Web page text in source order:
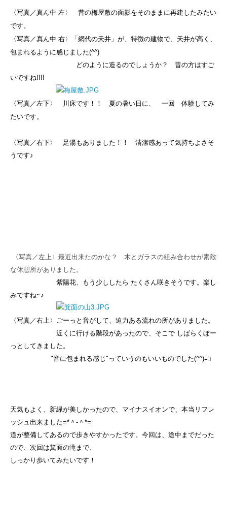
〈写真／真ん中 左〉 昔の梅屋敷の面影をそのままに再建したみたい
です。
〈写真／真ん中 右〉
「網代の天井」 が、特徴の建物で、天井が高く、
包まれるように感じました(^^)
どのように造るのでしょうか？ 昔の方はすご
いですね!!!!
〈写真／左下〉 川床です！！ 夏の暑い日に、 一回 体験してみ
たいです。
〈写真／右下〉 足湯もありました！！ 清潔感あって気持ちよさそ
うです♪
〈写真／左上〉最近出来たのかな？ 木とガラスの組み合わせが素敵
な休憩所がありました。
紫陽花、もう少ししたら たくさん咲きそうです。楽し
みですね~♪
〈写真／右上〉 ごーっと音がして、迫力ある流れの所がありました。
近くに行ける階段があったので、そこで しばらくぼー
っとしてきました。
"音に包まれる感じ" っていうのもいいものでした(^^)ﾆｺ
天気もよく、新緑が美しかったので、マイナスイオンで、本当リフレ
ッシュ出来ました=*＾-＾*=
道が整備してあるので歩きやすかったです。今回は、途中までだった
ので、次回は箕面の滝まで、
しっかり歩いてみたいです！